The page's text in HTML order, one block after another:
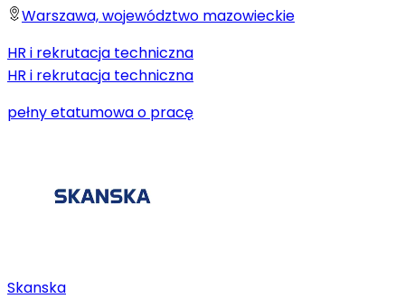
Warszawa, województwo mazowieckie
HR i rekrutacja techniczna
HR i rekrutacja techniczna
pełny etatumowa o pracę
Skanska